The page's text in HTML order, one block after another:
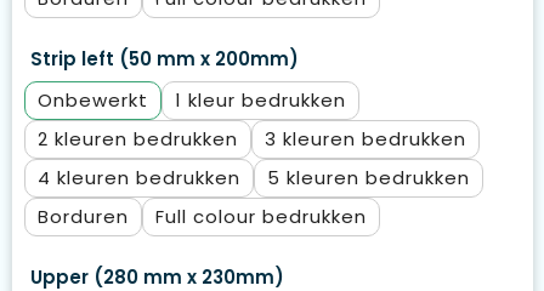
Strip left (50 mm x 200mm)
Onbewerkt
1
2
3
4
5
Borduren
Full colour
Upper (280 mm x 230mm)